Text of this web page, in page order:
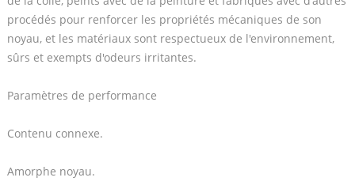
procédés pour renforcer les propriétés mécaniques de son
noyau, et les matériaux sont respectueux de l'environnement,
sûrs et exempts d'odeurs irritantes.
Paramètres de performance
Contenu connexe.
Amorphe noyau.